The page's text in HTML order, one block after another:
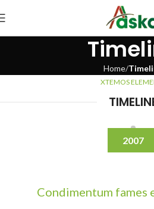
Home
XTEMOS
2007
Condimentum fames